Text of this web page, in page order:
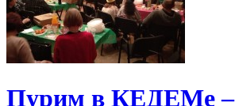
Пурим в КЕДЕМе –